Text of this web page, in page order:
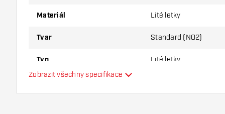
Materiál Lité letky
Tvar Standard (NO2)
Typ Lité letky
Zobrazit všechny specifikace